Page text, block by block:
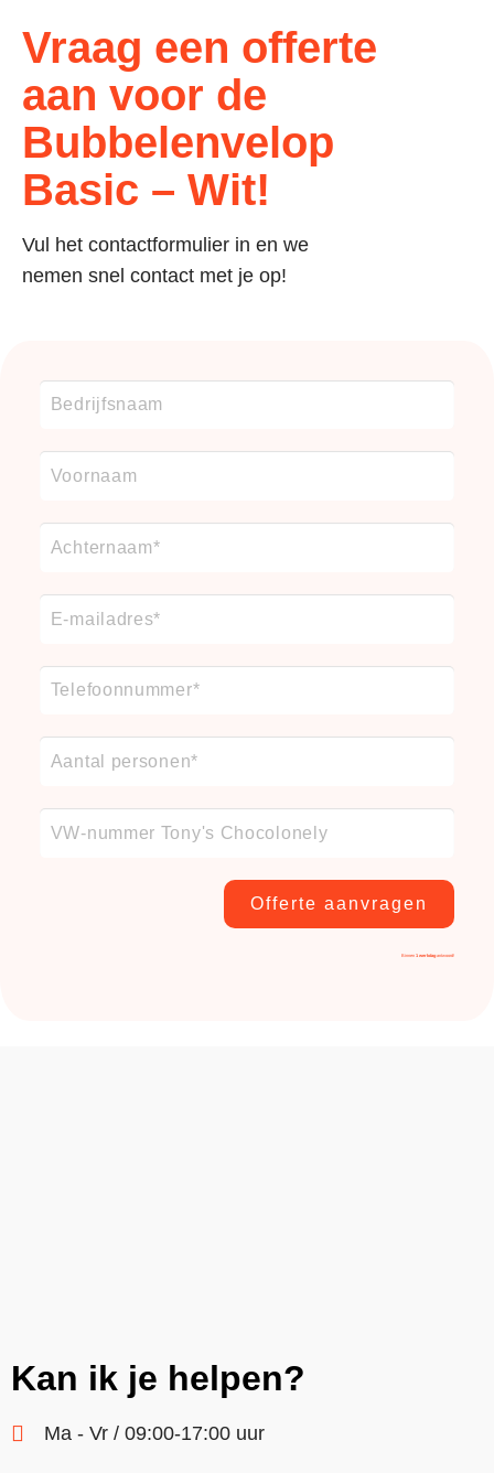
Vraag een offerte
aan voor de
Bubbelenvelop
Basic – Wit!
Vul het contactformulier in en we
nemen snel contact met je op!
Offerte aanvragen
Binnen1 werkdagantwoord!
Kan ik je helpen?
Ma - Vr / 09:00-17:00 uur